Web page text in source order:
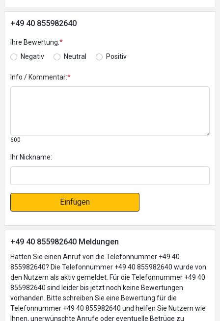
+49 40 855982640
Ihre Bewertung:*
Negativ
Neutral Positiv
Info / Kommentar:*
600
Ihr Nickname:
Einfügen
+49 40 855982640 Meldungen
Hatten Sie einen Anruf von die Telefonnummer +49 40
855982640? Die Telefonnummer +49 40 855982640 wurde von
den Nutzern als aktiv gemeldet. Für die Telefonnummer +49 40
855982640 sind leider bis jetzt noch keine Bewertungen
vorhanden. Bitte schreiben Sie eine Bewertung für die
Telefonnummer +49 40 855982640 und helfen Sie Nutzern wie
Ihnen, unerwünschte Anrufe oder eventuelle Betrüge zu